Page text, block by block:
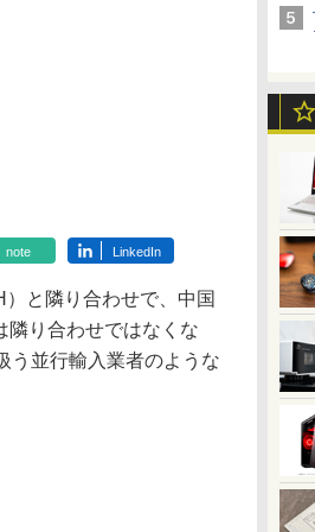
note LinkedIn
と隣り合わせで、中国
隣り合わせではなくな
う並行輸入業者のような